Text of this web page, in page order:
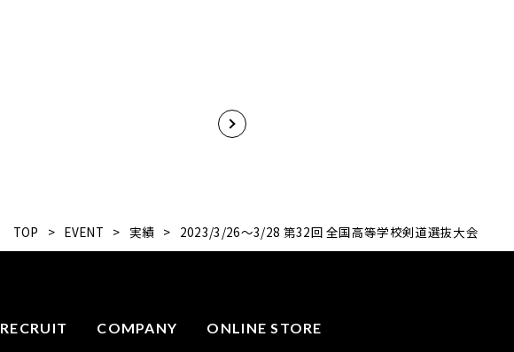
TOP > EVENT > 実績 > 2023/3/26～3/28 第32回 全国高等学校剣道選抜大会
RECRUIT COMPANY ONLINE STORE